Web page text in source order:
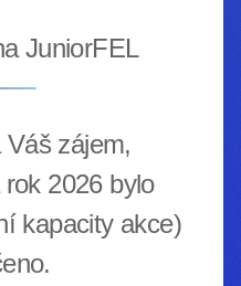
JuniorFEL
zájem,
2026 bylo
kapacity akce)